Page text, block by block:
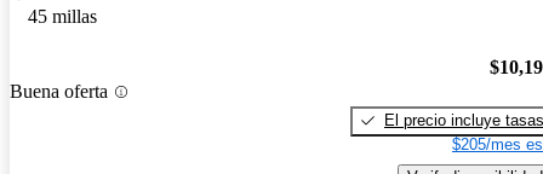
45 millas
Buena oferta
El precio incluye tasas
$205/mes